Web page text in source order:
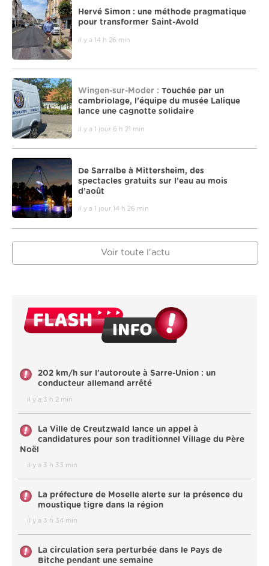
Hervé Simon : une méthode pragmatique
pour transformer Saint-Avold
il y a 14 h 26 min
Wingen-sur-Moder : Touchée par un
cambriolage, l’équipe du musée Lalique
lance une cagnotte solidaire
il y a 1 jour 6 h 21 min
De Sarralbe à Mittersheim, des
spectacles gratuits sur l’eau au mois
d’août
il y a 1 jour 14 h 26 min
Voir toute l'actu
202 km/h sur l'autoroute à Sarre-Union : un
conducteur allemand arrêté
il y a 3 h 2 min
La Ville de Creutzwald lance un appel à
candidatures pour son traditionnel Village du Père
Noël
il y a 3 h 33 min
La préfecture de Moselle alerte sur la présence du
moustique tigre dans la région
il y a 3 h 34 min
La circulation sera perturbée dans le Pays de
Bitche pendant une semaine